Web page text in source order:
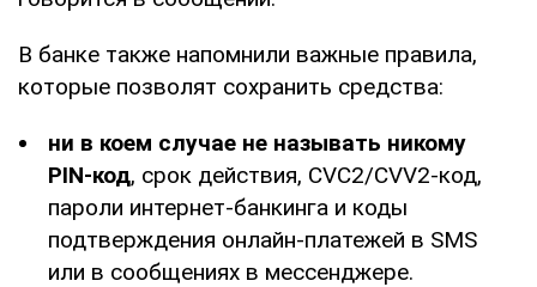
В банке также напомнили важные правила,
которые позволят сохранить средства:
ни в коем случае не называть никому
PIN-код, срок действия, CVC2/CVV2-код,
пароли интернет-банкинга и коды
подтверждения онлайн-платежей в SMS
или в сообщениях в мессенджере.